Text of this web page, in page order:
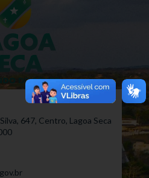
647, Centro, Lagoa Seca